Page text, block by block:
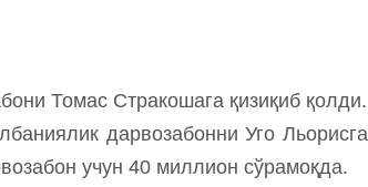
Томас Стракошага қизиқиб қолди.
дарвозабонни Уго Льорисга
учун 40 миллион сўрамоқда.